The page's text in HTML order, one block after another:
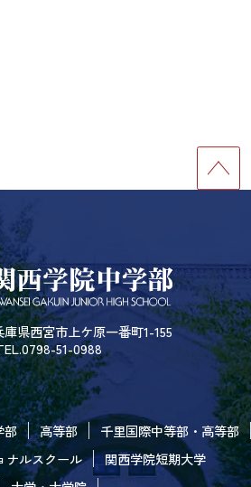
庫県西宮市上ケ原一番町1-155
51-0988
部 高等部
千里国際中等部・高等部
ナルスクール
関西学院短期大学